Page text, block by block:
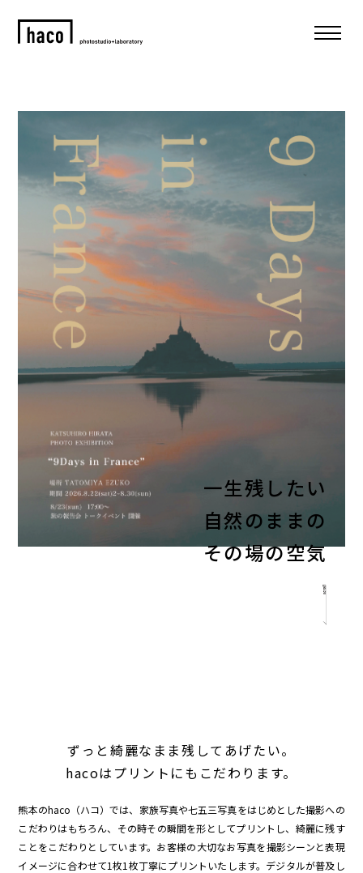
一生残したい
自然のままの
その場の空気
ずっと綺麗なまま残してあげたい。
hacoはプリントにもこだわります。
熊本のhaco（ハコ）では、家族写真や七五三写真をはじめとした撮影への
こだわりはもちろん、その時その瞬間を形としてプリントし、綺麗に残す
ことをこだわりとしています。お客様の大切なお写真を撮影シーンと表現
イメージに合わせて1枚1枚丁寧にプリントいたします。デジタルが普及し